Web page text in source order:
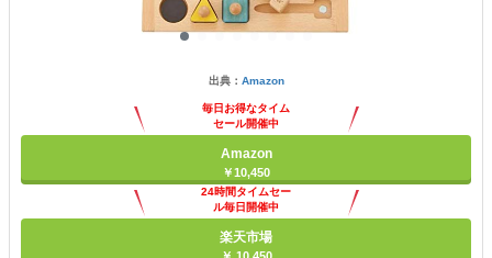
出典： Amazon
毎日お得なタイム
セール開催中
Amazon
￥10,450
24時間タイムセー
ル毎日開催中
楽天市場